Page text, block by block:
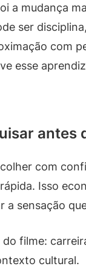
a mudança
ser
com
esse
antes
com
Isso
a sensação
do filme:
cultural.